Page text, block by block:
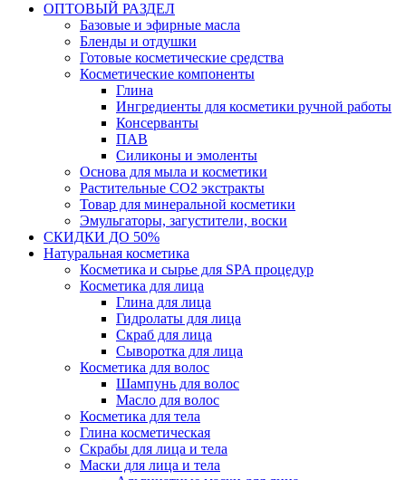
ОПТОВЫЙ РАЗДЕЛ
Базовые и эфирные масла
Бленды и отдушки
Готовые косметические средства
Косметические компоненты
Глина
Ингредиенты для косметики ручной работы
Консерванты
ПАВ
Силиконы и эмоленты
Основа для мыла и косметики
Растительные СО2 экстракты
Товар для минеральной косметики
Эмульгаторы, загустители, воски
СКИДКИ ДО 50%
Натуральная косметика
Косметика и сырье для SPA процедур
Косметика для лица
Глина для лица
Гидролаты для лица
Скраб для лица
Сыворотка для лица
Косметика для волос
Шампунь для волос
Масло для волос
Косметика для тела
Глина косметическая
Скрабы для лица и тела
Маски для лица и тела